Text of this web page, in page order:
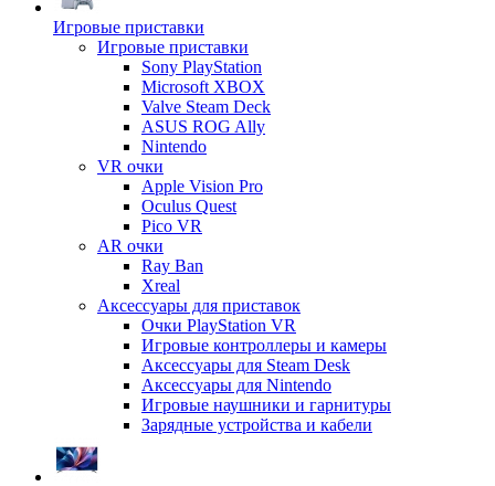
Игровые приставки
Игровые приставки
Sony PlayStation
Microsoft XBOX
Valve Steam Deck
ASUS ROG Ally
Nintendo
VR очки
Apple Vision Pro
Oculus Quest
Pico VR
AR очки
Ray Ban
Xreal
Аксессуары для приставок
Очки PlayStation VR
Игровые контроллеры и камеры
Аксессуары для Steam Desk
Аксессуары для Nintendo
Игровые наушники и гарнитуры
Зарядные устройства и кабели